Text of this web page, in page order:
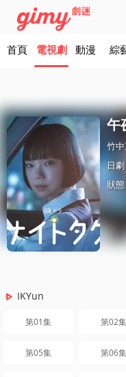
首頁 電視劇 動漫 綜
午
日劇
狀
IKYun
第01集 第02集
第05集 第06集